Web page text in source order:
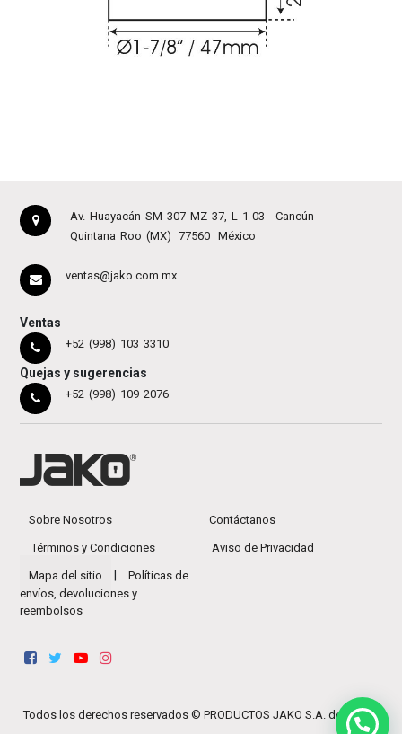
Av. Huayacán SM 307 MZ 37, L 1-03
Cancún
Quintana Roo (MX)
77560 México
ventas@jako.com.mx
Ventas
+52 (998) 103 3310
Quejas y sugerencias
+52 (998) 109 2076
Sobre Nosotros Contáctanos
Términos y Condiciones Aviso de Privacidad
Mapa del sitio
Políticas de
envíos, devoluciones y
reembolsos
Todos los derechos reservados © PRODUCTOS JAKO S.A. de C.V.